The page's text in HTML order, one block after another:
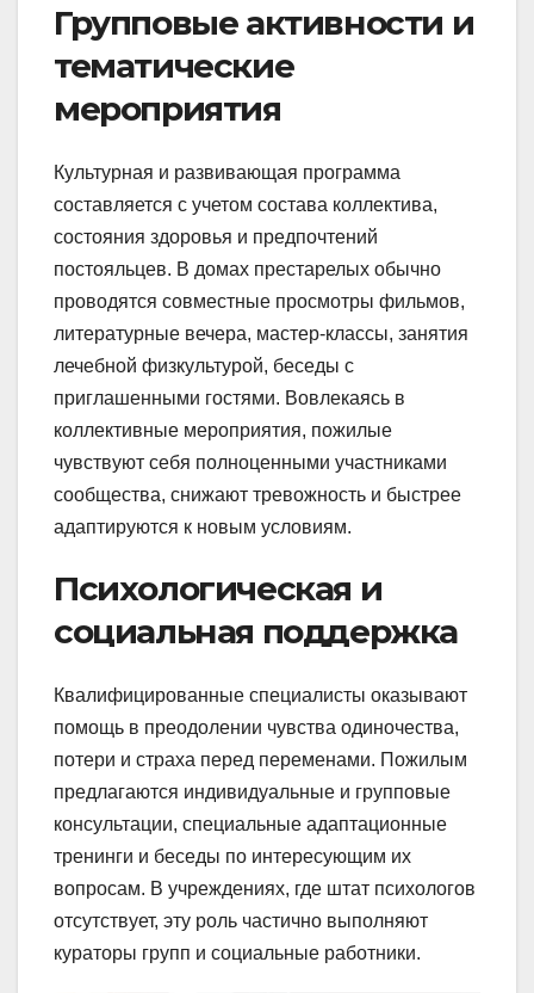
Групповые активности и
тематические
мероприятия
Культурная и развивающая программа
составляется с учетом состава коллектива,
состояния здоровья и предпочтений
постояльцев. В домах престарелых обычно
проводятся совместные просмотры фильмов,
литературные вечера, мастер-классы, занятия
лечебной физкультурой, беседы с
приглашенными гостями. Вовлекаясь в
коллективные мероприятия, пожилые
чувствуют себя полноценными участниками
сообщества, снижают тревожность и быстрее
адаптируются к новым условиям.
Психологическая и
социальная поддержка
Квалифицированные специалисты оказывают
помощь в преодолении чувства одиночества,
потери и страха перед переменами. Пожилым
предлагаются индивидуальные и групповые
консультации, специальные адаптационные
тренинги и беседы по интересующим их
вопросам. В учреждениях, где штат психологов
отсутствует, эту роль частично выполняют
кураторы групп и социальные работники.